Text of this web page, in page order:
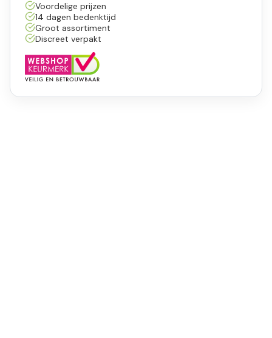
Voordelige prijzen
14 dagen bedenktijd
Groot assortiment
Discreet verpakt